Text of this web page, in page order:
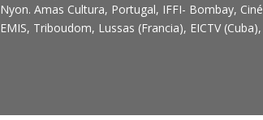
Amas Cultura, Portugal, IFFI- Bombay,
Triboudom, Lussas (Francia), EICTV